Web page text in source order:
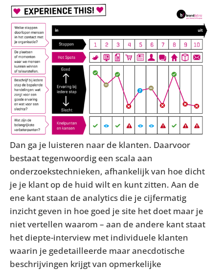
Dan ga je luisteren naar de klanten. Daarvoor
bestaat tegenwoordig een scala aan
onderzoekstechnieken, afhankelijk van hoe dicht
je je klant op de huid wilt en kunt zitten. Aan de
ene kant staan de analytics die je cijfermatig
inzicht geven in hoe goed je site het doet maar je
niet vertellen waarom – aan de andere kant staat
het diepte-interview met individuele klanten
waarin je gedetailleerde maar anecdotische
beschrijvingen krijgt van opmerkelijke